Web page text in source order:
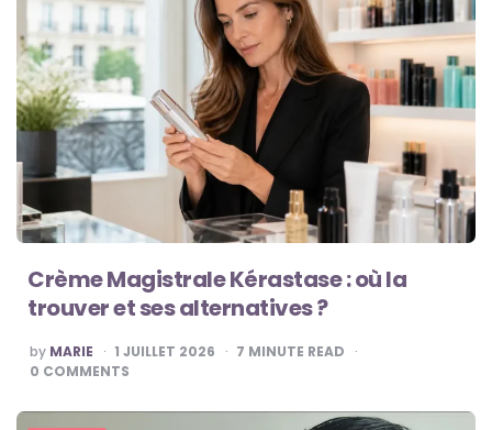
Crème Magistrale Kérastase : où la
trouver et ses alternatives ?
POSTED
BY
by MARIE 1 JUILLET 2026 7 MINUTE READ
0 COMMENTS